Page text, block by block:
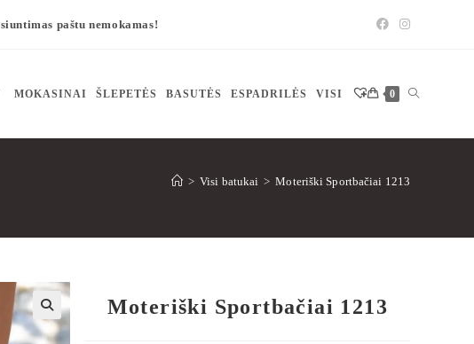
paštu nemokamas!
MOKASINAI ŠLEPETĖS BASUTĖS ESPADRILĖS VISI 0
> Visi batukai > Moteriški Sportbačiai 1213
🔍
Moteriški Sportbačiai 1213